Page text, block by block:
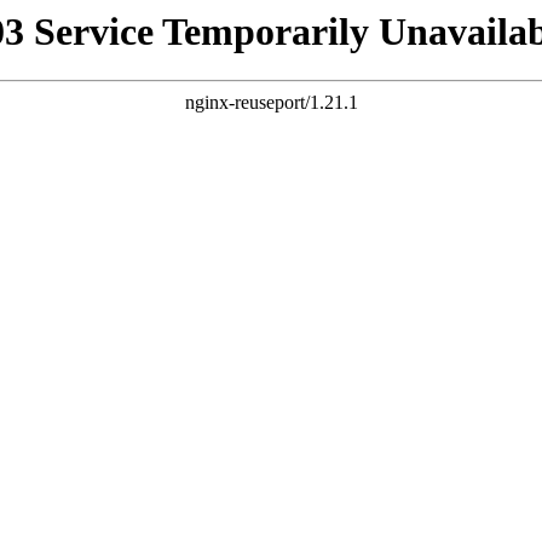
Service Temporarily
nginx-reuseport/1.21.1